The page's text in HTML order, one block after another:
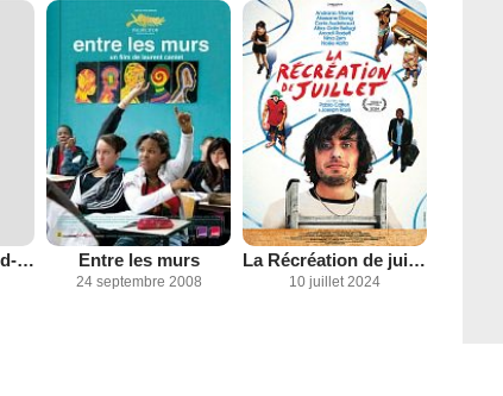
Mohamed Bertrand-Duval Entre les murs
24 septembre 2008
La Récréation de juillet
10 juillet 2024